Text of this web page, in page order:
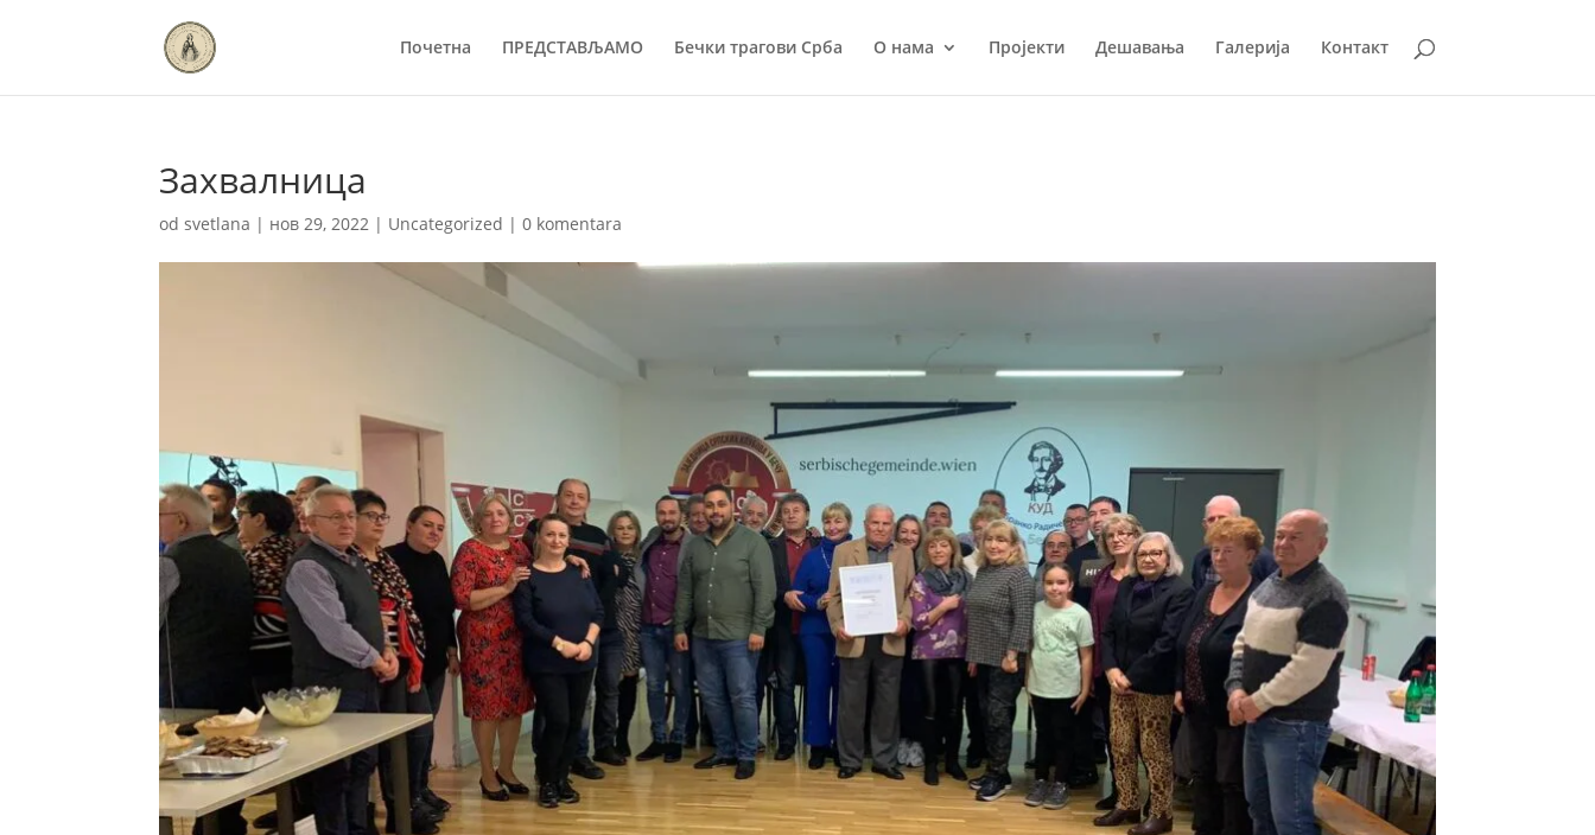
Почетна ПРЕДСТАВЉАМО Бечки трагови Срба О нама Пројекти Дешавања Галерија Контакт
Захвалница
odsvetlana | нов 29, 2022 | Uncategorized |0 komentara